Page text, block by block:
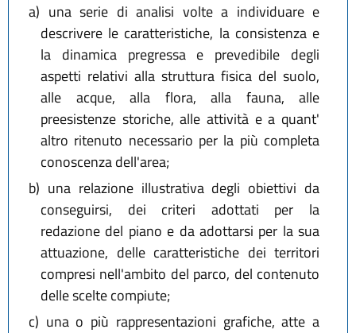
a) una serie di analisi volte a individuare e
descrivere le caratteristiche, la consistenza e
la dinamica pregressa e prevedibile degli
aspetti relativi alla struttura fisica del suolo,
alle acque, alla flora, alla fauna, alle
preesistenze storiche, alle attività e a quant'
altro ritenuto necessario per la più completa
conoscenza dell'area;
b) una relazione illustrativa degli obiettivi da
conseguirsi, dei criteri adottati per la
redazione del piano e da adottarsi per la sua
attuazione, delle caratteristiche dei territori
compresi nell'ambito del parco, del contenuto
delle scelte compiute;
c) una o più rappresentazioni grafiche, atte a